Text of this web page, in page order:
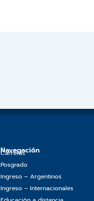
Navegación
Carreras
Posgrado
Ingreso – Argentinos
Ingreso – Internacionales